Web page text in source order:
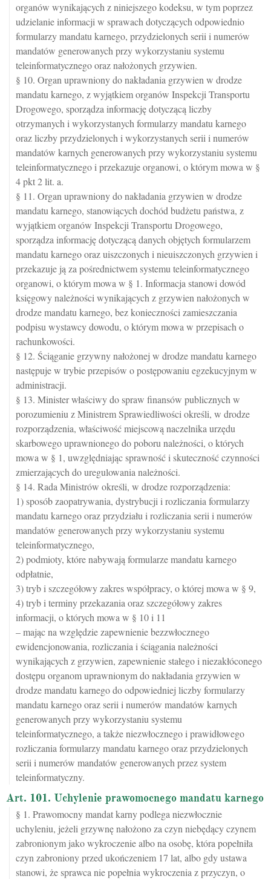
organów wynikających z niniejszego kodeksu, w tym poprzez
udzielanie informacji w sprawach dotyczących odpowiednio
formularzy mandatu karnego, przydzielonych serii i numerów
mandatów generowanych przy wykorzystaniu systemu
teleinformatycznego oraz nałożonych grzywien.
§ 10. Organ uprawniony do nakładania grzywien w drodze
mandatu karnego, z wyjątkiem organów Inspekcji Transportu
Drogowego, sporządza informację dotyczącą liczby
otrzymanych i wykorzystanych formularzy mandatu karnego
oraz liczby przydzielonych i wykorzystanych serii i numerów
mandatów karnych generowanych przy wykorzystaniu systemu
teleinformatycznego i przekazuje organowi, o którym mowa w §
4 pkt 2 lit. a.
§ 11. Organ uprawniony do nakładania grzywien w drodze
mandatu karnego, stanowiących dochód budżetu państwa, z
wyjątkiem organów Inspekcji Transportu Drogowego,
sporządza informację dotyczącą danych objętych formularzem
mandatu karnego oraz uiszczonych i nieuiszczonych grzywien i
przekazuje ją za pośrednictwem systemu teleinformatycznego
organowi, o którym mowa w § 1. Informacja stanowi dowód
księgowy należności wynikających z grzywien nałożonych w
drodze mandatu karnego, bez konieczności zamieszczania
podpisu wystawcy dowodu, o którym mowa w przepisach o
rachunkowości.
§ 12. Ściąganie grzywny nałożonej w drodze mandatu karnego
następuje w trybie przepisów o postępowaniu egzekucyjnym w
administracji.
§ 13. Minister właściwy do spraw finansów publicznych w
porozumieniu z Ministrem Sprawiedliwości określi, w drodze
rozporządzenia, właściwość miejscową naczelnika urzędu
skarbowego uprawnionego do poboru należności, o których
mowa w § 1, uwzględniając sprawność i skuteczność czynności
zmierzających do uregulowania należności.
§ 14. Rada Ministrów określi, w drodze rozporządzenia:
1) sposób zaopatrywania, dystrybucji i rozliczania formularzy
mandatu karnego oraz przydziału i rozliczania serii i numerów
mandatów generowanych przy wykorzystaniu systemu
teleinformatycznego,
2) podmioty, które nabywają formularze mandatu karnego
odpłatnie,
3) tryb i szczegółowy zakres współpracy, o której mowa w § 9,
4) tryb i terminy przekazania oraz szczegółowy zakres
informacji, o których mowa w § 10 i 11
– mając na względzie zapewnienie bezzwłocznego
ewidencjonowania, rozliczania i ściągania należności
wynikających z grzywien, zapewnienie stałego i niezakłóconego
dostępu organom uprawnionym do nakładania grzywien w
drodze mandatu karnego do odpowiedniej liczby formularzy
mandatu karnego oraz serii i numerów mandatów karnych
generowanych przy wykorzystaniu systemu
teleinformatycznego, a także niezwłocznego i prawidłowego
rozliczania formularzy mandatu karnego oraz przydzielonych
serii i numerów mandatów generowanych przez system
teleinformatyczny.
Art. 101. Uchylenie prawomocnego mandatu karnego
§ 1. Prawomocny mandat karny podlega niezwłocznie
uchyleniu, jeżeli grzywnę nałożono za czyn niebędący czynem
zabronionym jako wykroczenie albo na osobę, która popełniła
czyn zabroniony przed ukończeniem 17 lat, albo gdy ustawa
stanowi, że sprawca nie popełnia wykroczenia z przyczyn, o